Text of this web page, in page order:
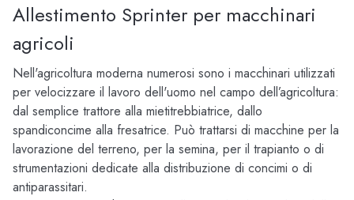
Allestimento Sprinter per macchinari
agricoli
Nell'agricoltura moderna numerosi sono i macchinari utilizzati
per velocizzare il lavoro dell'uomo nel campo dell’agricoltura:
dal semplice trattore alla mietitrebbiatrice, dallo
spandiconcime alla fresatrice. Può trattarsi di macchine per la
lavorazione del terreno, per la semina, per il trapianto o di
strumentazioni dedicate alla distribuzione di concimi o di
antiparassitari.